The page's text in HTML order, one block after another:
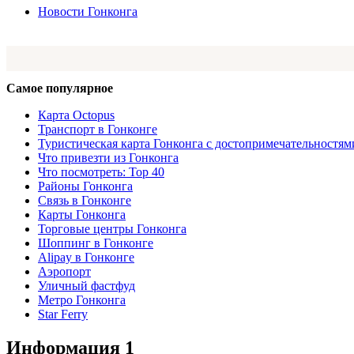
Новости Гонконга
Самое популярное
Карта Octopus
Транспорт в Гонконге
Туристическая карта Гонконга с
Что привезти из Гонконга
Что посмотреть: Top 40
Районы Гонконга
Связь в Гонконге
Карты Гонконга
Торговые центры Гонконга
Шоппинг в Гонконге
Alipay в Гонконге
Аэропорт
Уличный фастфуд
Метро Гонконга
Star Ferry
Информация 1